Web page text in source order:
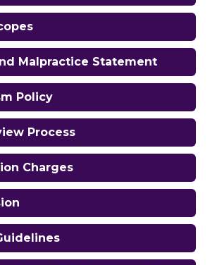
Malpractice Statement
Policy
Process
Charges